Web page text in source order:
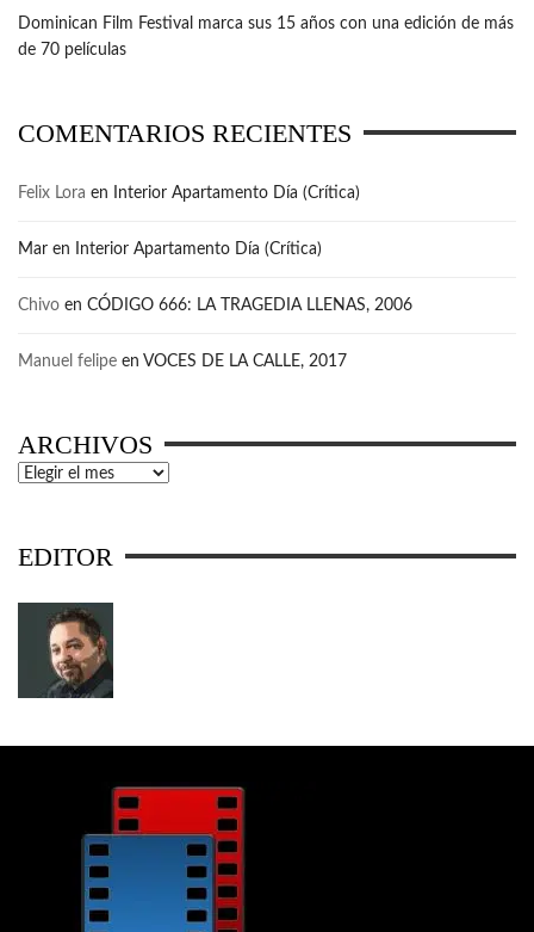
Dominican Film Festival marca sus 15 años con una edición de más
de 70 películas
COMENTARIOS RECIENTES
Felix Lora en Interior Apartamento Día (Crítica)
Mar en Interior Apartamento Día (Crítica)
Chivo en CÓDIGO 666: LA TRAGEDIA LLENAS, 2006
Manuel felipe en VOCES DE LA CALLE, 2017
ARCHIVOS
Archivos
EDITOR